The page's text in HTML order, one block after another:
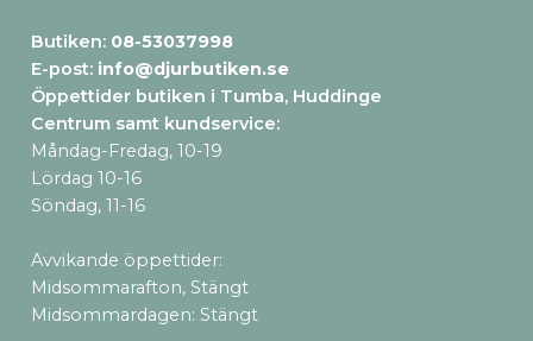
Butiken: 08-53037998
E-post: info@djurbutiken.se
Öppettider butiken i Tumba, Huddinge
Centrum samt kundservice:
Måndag-Fredag, 10-19
Lördag 10-16
Söndag, 11-16
Avvikande öppettider:
Midsommarafton, Stängt
Midsommardagen: Stängt